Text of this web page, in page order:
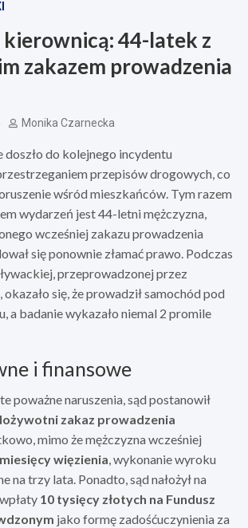
44-latek z
zakazem prowadzenia
Monika Czarnecka
doszło do kolejnego incydentu
przepisów drogowych, co
wśród mieszkańców. Tym razem
wydarzeń jest 44-letni mężczyzna,
wcześniej zakazu prowadzenia
się ponownie złamać prawo. Podczas
przeprowadzonej przez
się, że prowadził samochód pod
a badanie wykazało niemal 2 promile
i finansowe
poważne naruszenia, sąd postanowił
zakaz prowadzenia
mimo że mężczyzna wcześniej
więzienia, wykonanie wyroku
na trzy lata. Ponadto, sąd nałożył na
10 tysięcy złotych na Fundusz
jako formę zadośćuczynienia za